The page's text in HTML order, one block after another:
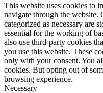
This website uses cookies to
navigate through the website.
categorized as necessary are
essential for the working of
also use third-party cookies
you use this website. These
only with your consent. You
cookies. But opting out of
browsing experience.
Necessary